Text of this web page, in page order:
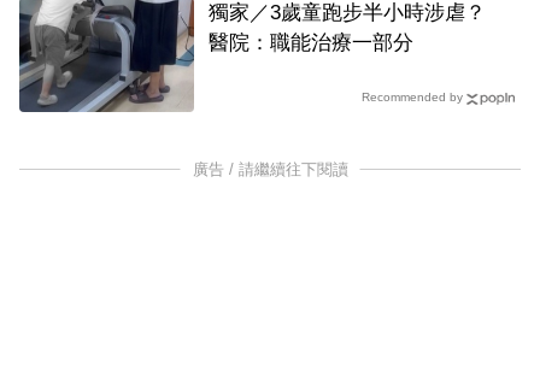
獨家／3歲童跑步半小時涉虐？
醫院：職能治療一部分
Recommended by
廣告 / 請繼續往下閱讀